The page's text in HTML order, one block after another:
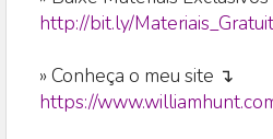
http://bit.ly/
» Conheça o meu site ↴
https://